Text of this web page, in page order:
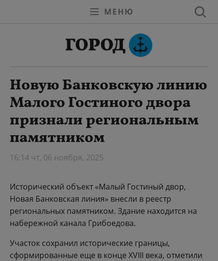
МЕНЮ
Новую Банковскую линию
Малого Гостиного двора
признали региональным
памятником
16:14 чт, 06 ноября, 2025
Исторический объект «Малый Гостиный двор,
Новая Банковская линия» внесли в реестр
региональных памятником. Здание находится на
набережной канала Грибоедова.
Участок сохранил исторические границы,
сформированные еще в конце XVIII века, отметили